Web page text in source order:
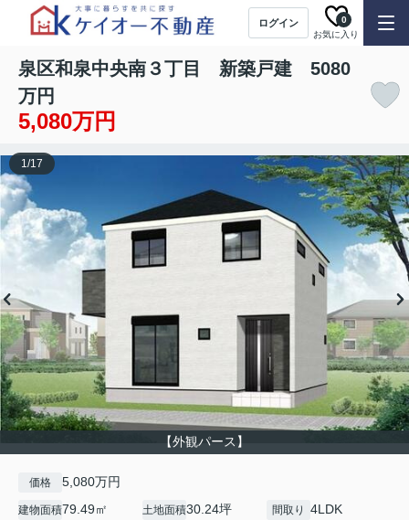
ログイン
お気に入り
0
泉区和泉中央南３丁目 新築戸建 5080
万円
5,080万円
【外観パース】
1/17
価格 5,080万円
建物面積79.49㎡ 土地面積30.24坪
間取り 4LDK